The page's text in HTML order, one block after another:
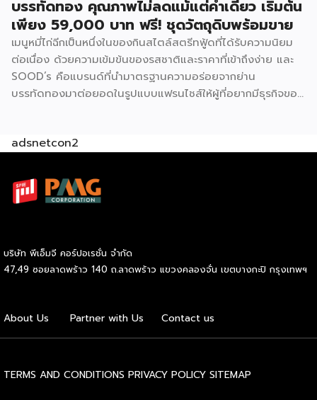
หมูหยองพริกเผา ไส้เทสตี้แฮม ไส้ทูน่าหมูหยอง ไส้ทูน่า และไส้
หมูหยองพริกเผา ครอบคลุมทั้งรสชาติคลาสสิกและรสชาติที่คน
ไทยคุ้นเคย ปรัชญาสำคัญที่ผู้ร่วมค้าต้องยึดถือคือ “แซนด์วิชมี
คุณภาพ ใหม่ สด สะอาด อร่อย” ภายใต้มาตรฐานของฟาร์มเฮ้าส์
ปัจจุบัน GMF ได้รับความนิยมกระจายอยู่ทั่วกรุงเทพฯ และ
ปริมณฑล […]
บรรทัดทอง คุณภาพไม่ลดแม้แต่คำเดียว เริ่มต้น
เพียง 59,000 บาท ฟรี! ชุดวัตถุดิบพร้อมขาย
เมนูหมี่ไก่ฉีกเป็นหนึ่งในของกินสไตล์สตรีทฟู้ดที่ได้รับความนิยม
ต่อเนื่อง ด้วยความเข้มข้นของรสชาติและราคาที่เข้าถึงง่าย และ
SOOD’s คือแบรนด์ที่นำมาตรฐานความอร่อยจากย่าน
บรรทัดทองมาต่อยอดในรูปแบบแฟรนไชส์ให้ผู้ที่อยากมีธุรกิจของ
ทางการ เริ่มต้นเพียง 59,000 บาท ก็สามารถเปิดขายได้ทันที
ก่อนตัดสินใจ จุดขายหลักของ SOOD’s คือความอร่อยแบบต้น
ตำรับ มาตรฐานเดียวกับร้านดังจากบรรทัดทอง แต่นำมาปรับให้
กล่องมีรสชาติสม่ำเสมอไม่ว่าจะสั่งจากสาขาไหน เมนูของแบรนด์
เน้นความเรียบง่ายแต่จัดเต็มด้านรสชาติ ได้แก่ หมี่ไก่ฉีก ไซส์ S
ราคา 69 บาท และไซส์ M ราคา 85 บาท หมี่ไก่แซ่บไซส์ M ราคา
นุ่มกำลังดี เนื้อไก่ฉีกแน่น หมูย่างหอมฉ่ำ […]
adsnetcon2
บริษัท พีเอ็มจี คอร์ปอเรชั่น จำกัด
47,49 ซอยลาดพร้าว 140 ถ.ลาดพร้าว แขวงคลองจั่น เขตบางกะปิ กรุงเทพฯ
About Us Partner with Us Contact us
TERMS AND CONDITIONS PRIVACY POLICY SITEMAP